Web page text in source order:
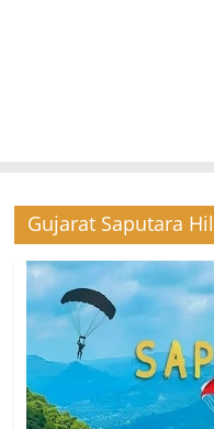
Gujarat Saputara